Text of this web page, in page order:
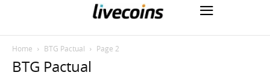
Home BTG Pactual Page 2
BTG Pactual